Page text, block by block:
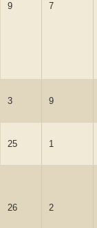
9 7
3 9
25 1
26 2